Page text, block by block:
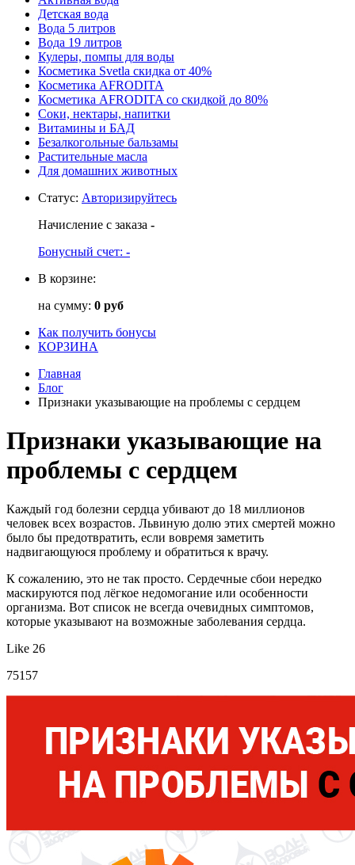
Детская вода
Вода 5 литров
Вода 19 литров
Кулеры, помпы для воды
Косметика Svetla скидка от 40%
Косметика AFRODITA
Косметика AFRODITA со скидкой до 80%
Соки, нектары, напитки
Витамины и БАД
Безалкогольные бальзамы
Растительные масла
Для домашних животных
Статус: Авторизируйтесь
Начисление с заказа -
Бонусный счет: -
В корзине:
на сумму: 0 руб
Как получить бонусы
КОРЗИНА
Главная
Блог
Признаки указывающие на проблемы с сердцем
Признаки указывающие на
проблемы с сердцем
Каждый год болезни сердца убивают до 18 миллионов
человек всех возрастов. Львиную долю этих смертей можно
было бы предотвратить, если вовремя заметить
надвигающуюся проблему и обратиться к врачу.
К сожалению, это не так просто. Сердечные сбои нередко
маскируются под лёгкое недомогание или особенности
организма. Вот список не всегда очевидных симптомов,
которые указывают на возможные заболевания сердца.
Like 26
75157